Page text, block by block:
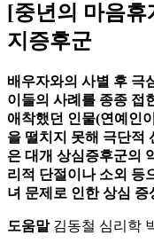
[중년의 마음
지증후군
배우자와의 사별 후 극
이들의 사례를 종종 접
애착했던 인물(연예인
을 떨치지 못해 극단적
은 대개 상심증후군의
리적 단절이나 소외 등
녀 문제로 인한 상심
도움말김동철 심리학